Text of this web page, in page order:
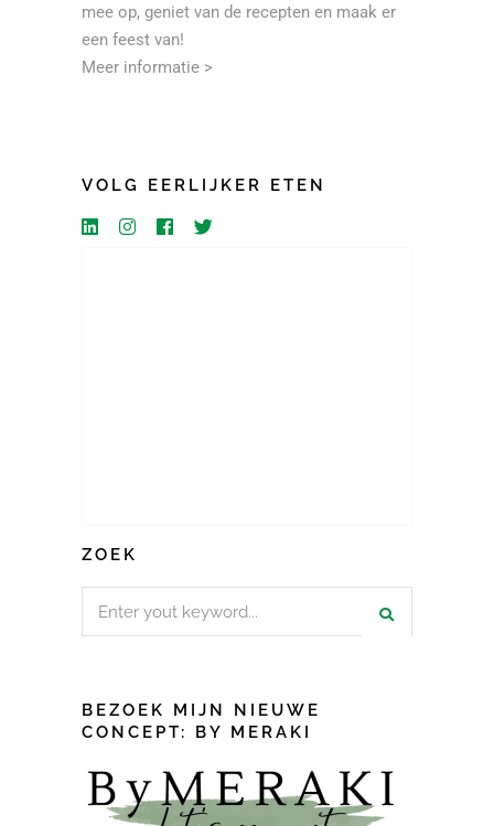
mee op, geniet van de recepten en maak er
een feest van!
Meer informatie >
VOLG EERLIJKER ETEN
ZOEK
Search
BEZOEK MIJN NIEUWE
CONCEPT: BY MERAKI